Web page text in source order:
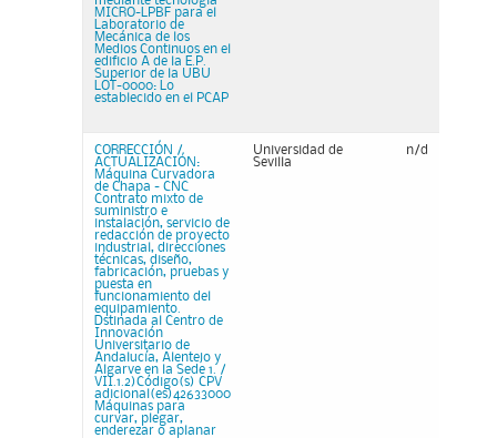
MICRO-LPBF para el
Laboratorio de
Mecánica de los
Medios Continuos en el
edificio A de la E.P.
Superior de la UBU
LOT-0000: Lo
establecido en el PCAP
CORRECCIÓN /
ACTUALIZACIÓN:
Máquina Curvadora
de Chapa - CNC
Contrato mixto de
suministro e
instalación, servicio de
redacción de proyecto
industrial, direcciones
técnicas, diseño,
fabricación, pruebas y
puesta en
funcionamiento del
equipamiento.
Dstinada al Centro de
Innovación
Universitario de
Andalucía, Alentejo y
Algarve en la Sede 1. /
VII.1.2)Código(s) CPV
adicional(es)42633000
Máquinas para
curvar, plegar,
enderezar o aplanar
Universidad de
Sevilla
n/d